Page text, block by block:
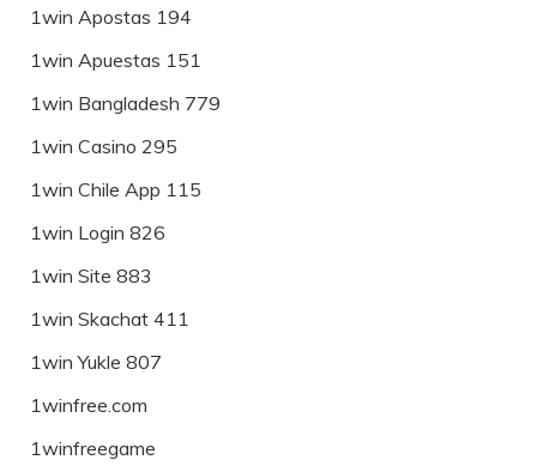
1win Apostas 194
1win Apuestas 151
1win Bangladesh 779
1win Casino 295
1win Chile App 115
1win Login 826
1win Site 883
1win Skachat 411
1win Yukle 807
1winfree.com
1winfreegame